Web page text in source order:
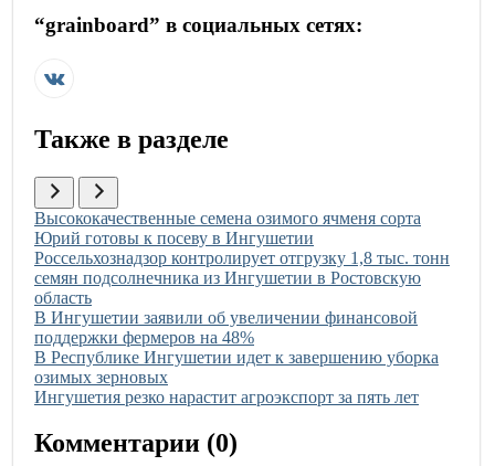
“grainboard” в социальных сетях:
Также в разделе
Иллюстрация новости
Высококачественные семена озимого ячменя сорта
Юрий готовы к посеву в Ингушетии
Иллюстрация новости
Россельхознадзор контролирует отгрузку 1,8 тыс. тонн
семян подсолнечника из Ингушетии в Ростовскую
область
Иллюстрация новости
В Ингушетии заявили об увеличении финансовой
поддержки фермеров на 48%
Иллюстрация новости
В Республике Ингушетии идет к завершению уборка
озимых зерновых
Иллюстрация новости
Ингушетия резко нарастит агроэкспорт за пять лет
Комментарии (0)